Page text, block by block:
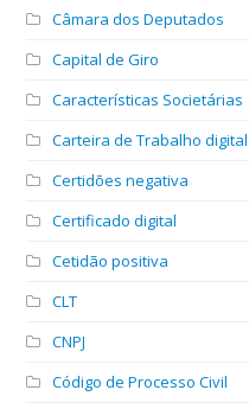
Câmara dos Deputados
Capital de Giro
Características Societárias
Carteira de Trabalho digital
Certidões negativa
Certificado digital
Cetidão positiva
CLT
CNPJ
Código de Processo Civil